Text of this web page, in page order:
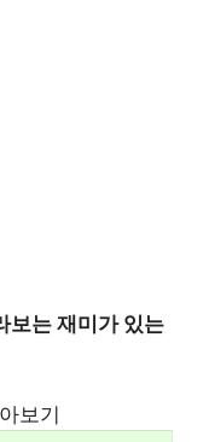
보는 재미가 있는
보기